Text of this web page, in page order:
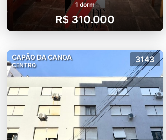
1 dorm
R$ 310.000
CAPÃO DA CANOA
CENTRO
3143